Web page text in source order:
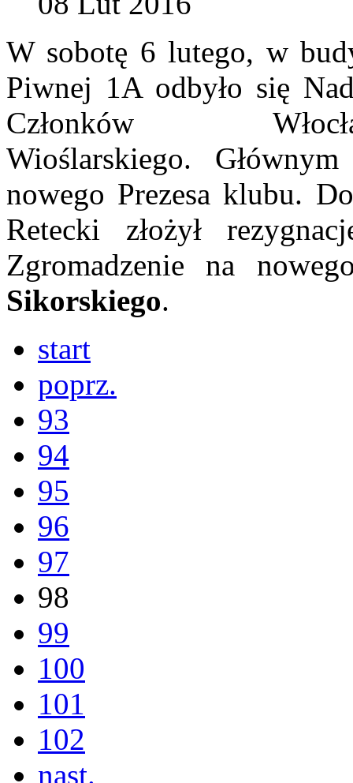
W sobotę 6 lutego, w
Piwnej 1A odbyło się
Członków
Wioślarskiego.
nowego Prezesa klubu.
Retecki złożył
Zgromadzenie na
Sikorskiego.
start
poprz.
93
94
95
96
97
98
99
100
101
102
nast.